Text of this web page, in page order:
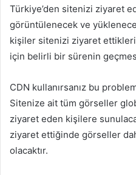
Türkiye’den sitenizi ziyaret
görüntülenecek ve
kişiler sitenizi ziyaret
için belirli bir sürenin
CDN kullanırsanız bu
Sitenize ait tüm görseller
ziyaret eden kişilere
ziyaret ettiğinde görseller
olacaktır.